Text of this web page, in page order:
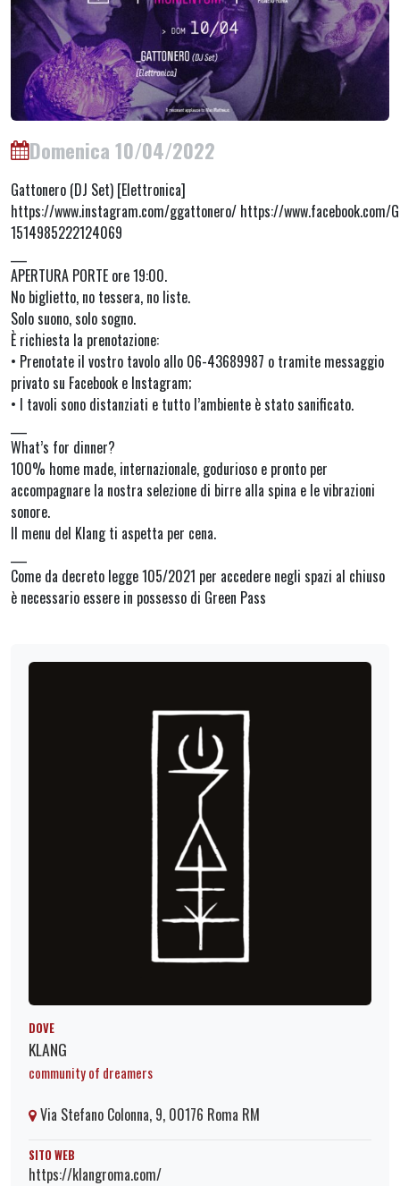
Domenica 10/04/2022
Gattonero (DJ Set) [Elettronica]
https://www.instagram.com/ggattonero/ https://www.facebook.com/
1514985222124069
APERTURA PORTE ore 19:00.
No biglietto, no tessera, no liste.
Solo suono, solo sogno.
È richiesta la prenotazione:
• Prenotate il vostro tavolo allo 06-43689987 o tramite messaggio
privato su Facebook e Instagram;
• I tavoli sono distanziati e tutto l’ambiente è stato sanificato.
What’s for dinner?
100% home made, internazionale, godurioso e pronto per
accompagnare la nostra selezione di birre alla spina e le vibrazioni
sonore.
Il menu del Klang ti aspetta per cena.
Come da decreto legge 105/2021 per accedere negli spazi al chiuso
è necessario essere in possesso di Green Pass
DOVE
KLANG
community of dreamers
Via Stefano Colonna, 9, 00176 Roma RM
SITO WEB
https://klangroma.com/